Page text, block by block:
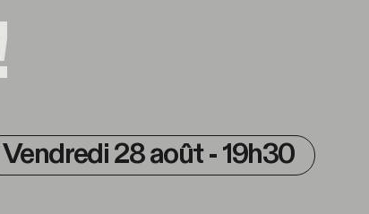
Vendredi 28 août - 19h30